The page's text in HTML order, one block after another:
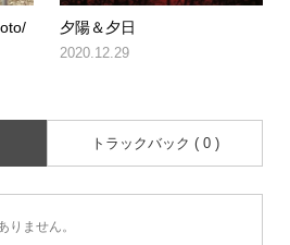
夕陽＆夕日
2020.12.29
トラックバック ( 0 )
りません。